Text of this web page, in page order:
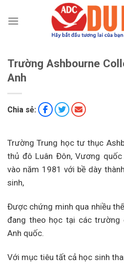
đến
Trường Ashbourne
Anh
Chia sẻ:
Trường Trung học tư thục
thủ đô Luân Đôn, Vương
vào năm 1981 với bề dày
sinh,
Được chứng minh qua nhiều
đang theo học tại các trường
Anh quốc.
Với mục tiêu tất cả học sinh